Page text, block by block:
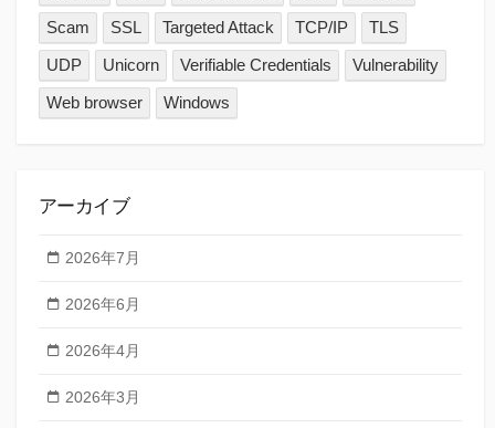
Scam
SSL Targeted Attack TCP/IP
TLS
UDP
Unicorn Verifiable Credentials
Vulnerability
Web browser
Windows
アーカイブ
2026年7月
2026年6月
2026年4月
2026年3月